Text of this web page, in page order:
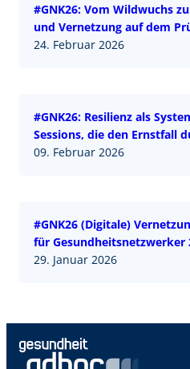
#GNK26: Vom Wildwuchs
und Vernetzung auf dem
24. Februar 2026
#GNK26: Resilienz als
Sessions, die den Ernstfall
09. Februar 2026
#GNK26 (Digitale)
für Gesundheitsnetzwerker
29. Januar 2026